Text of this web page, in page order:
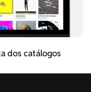
dos catálogos